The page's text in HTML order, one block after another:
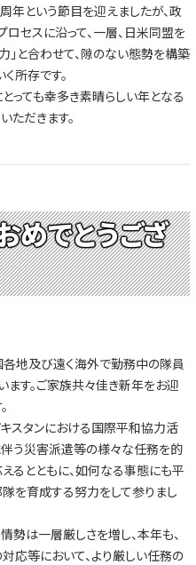
という節目を迎えましたが、政
セスに沿って、一層、日米同盟を
」と合わせて、隙のない態勢を構築
所存です。
っても幸多き素晴らしい年となる
ただきます。
めでとうござ
地及び遠く海外で勤務中の隊員
ます。ご家族共々佳き新年をお迎
スタンにおける国際平和協力活
う災害派遣等の様々な任務を的
るとともに、如何なる事態にも平
を育成する努力をして参りまし
勢は一層厳しさを増し、本年も、
等において、より厳しい任務の